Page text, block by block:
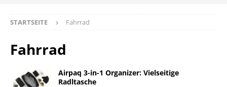
STARTSEITE Fahrrad
Fahrrad
Airpaq 3-in-1 Organizer: Vielseitige
Radltasche